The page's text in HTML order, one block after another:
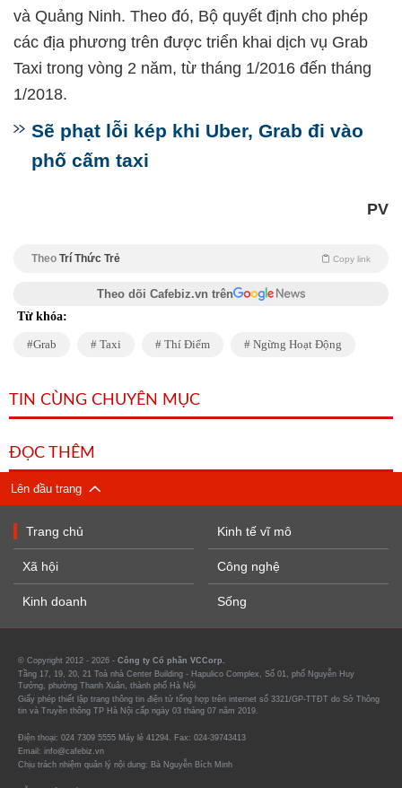
và Quảng Ninh. Theo đó, Bộ quyết định cho phép
các địa phương trên được triển khai dịch vụ Grab
Taxi trong vòng 2 năm, từ tháng 1/2016 đến tháng
1/2018.
Sẽ phạt lỗi kép khi Uber, Grab đi vào
phố cấm taxi
PV
Theo Trí Thức Trẻ Copy link
Theo dõi Cafebiz.vn trên
Từ khóa:
Grab Taxi Thí Điểm Ngừng Hoạt Động
TIN CÙNG CHUYÊN MỤC
ĐỌC THÊM
Lên đầu trang
Trang chủ
Xã hội
Kinh doanh
Kinh tế vĩ mô
Công nghệ
Sống
© Copyright 2012 - 2026 - Công ty Cổ phần VCCorp.
Tầng 17, 19, 20, 21 Toà nhà Center Building - Hapulico Complex, Số 01, phố Nguyễn Huy
Tưởng, phường Thanh Xuân, thành phố Hà Nội
Giấy phép thiết lập trang thông tin điện tử tổng hợp trên internet số 3321/GP-TTĐT do Sở Thông
tin và Truyền thông TP Hà Nội cấp ngày 03 tháng 07 năm 2019.
Điện thoại: 024 7309 5555 Máy lẻ 41294. Fax: 024-39743413
Email: info@cafebiz.vn
Chịu trách nhiệm quản lý nội dung: Bà Nguyễn Bích Minh